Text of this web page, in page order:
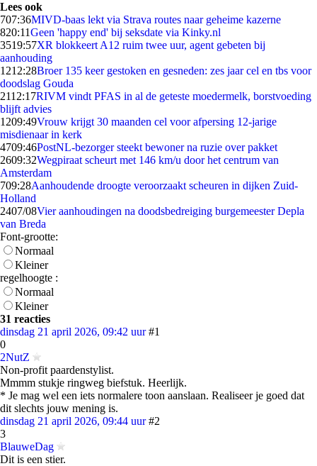
Lees ook
707:36MIVD-baas lekt via Strava routes naar geheime kazerne
820:11Geen 'happy end' bij seksdate via Kinky.nl
3519:57XR blokkeert A12 ruim twee uur, agent gebeten bij
aanhouding
1212:28Broer 135 keer gestoken en gesneden: zes jaar cel en tbs voor
doodslag Gouda
2112:17RIVM vindt PFAS in al de geteste moedermelk, borstvoeding
blijft advies
1209:49Vrouw krijgt 30 maanden cel voor afpersing 12-jarige
misdienaar in kerk
4709:46PostNL-bezorger steekt bewoner na ruzie over pakket
2609:32Wegpiraat scheurt met 146 km/u door het centrum van
Amsterdam
709:28Aanhoudende droogte veroorzaakt scheuren in dijken Zuid-
Holland
2407/08Vier aanhoudingen na doodsbedreiging burgemeester Depla
van Breda
Font-grootte:
Normaal
Kleiner
regelhoogte :
Normaal
Kleiner
31 reacties
dinsdag 21 april 2026, 09:42 uur #1
0
2NutZ
Non-profit paardenstylist.
Mmmm stukje ringweg biefstuk. Heerlijk.
* Je mag wel een iets normalere toon aanslaan. Realiseer je goed dat
dit slechts jouw mening is.
dinsdag 21 april 2026, 09:44 uur #2
3
BlauweDag
Dit is een stier.